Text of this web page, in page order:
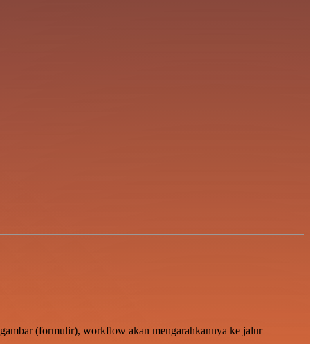
(formulir), workflow akan mengarahkannya ke jalur